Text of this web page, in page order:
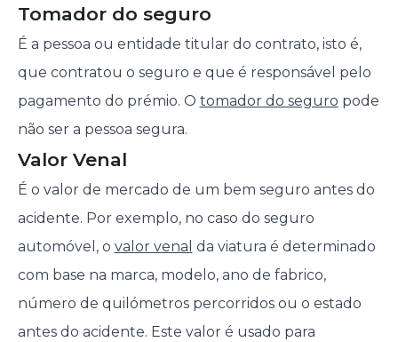
Tomador do seguro
É a pessoa ou entidade titular do contrato, isto é,
que contratou o seguro e que é responsável pelo
pagamento do prémio. O tomador do seguro pode
não ser a pessoa segura.
Valor Venal
É o valor de mercado de um bem seguro antes do
acidente. Por exemplo, no caso do seguro
automóvel, o valor venal da viatura é determinado
com base na marca, modelo, ano de fabrico,
número de quilómetros percorridos ou o estado
antes do acidente. Este valor é usado para